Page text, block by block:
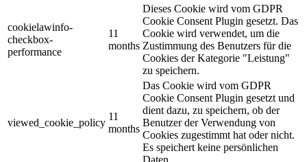
cookielawinfo-
checkbox-
performance
11
months
Dieses Cookie wird vom GDPR
Cookie Consent Plugin gesetzt. Das
Cookie wird verwendet, um die
Zustimmung des Benutzers für die
Cookies der Kategorie "Leistung"
zu speichern.
viewed_cookie_policy
11
months
Das Cookie wird vom GDPR
Cookie Consent Plugin gesetzt und
dient dazu, zu speichern, ob der
Benutzer der Verwendung von
Cookies zugestimmt hat oder nicht.
Es speichert keine persönlichen
Daten.